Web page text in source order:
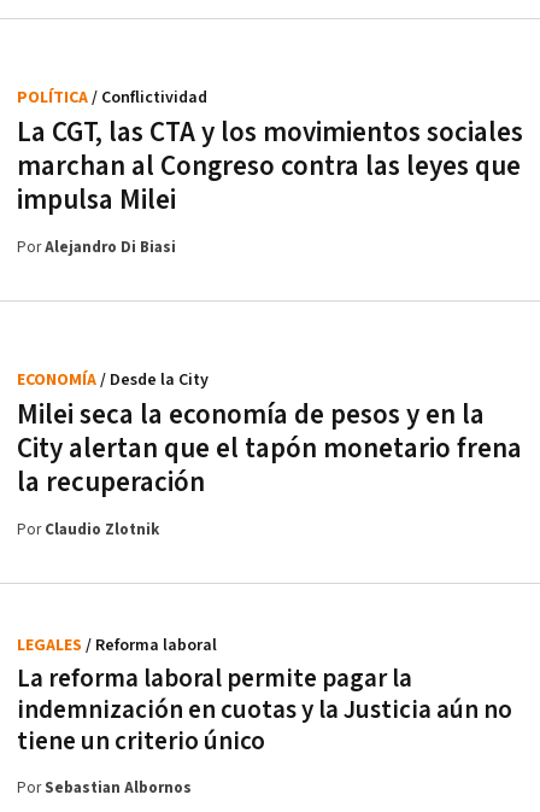
La CGT, las CTA y los movimientos sociales
marchan al Congreso contra las leyes que
impulsa Milei
POLÍTICA/ Conflictividad
PorAlejandro Di Biasi
Milei seca la economía de pesos y en la
City alertan que el tapón monetario frena
la recuperación
ECONOMÍA/ Desde la City
PorClaudio Zlotnik
La reforma laboral permite pagar la
indemnización en cuotas y la Justicia aún no
tiene un criterio único
LEGALES / Reforma laboral
PorSebastian Albornos